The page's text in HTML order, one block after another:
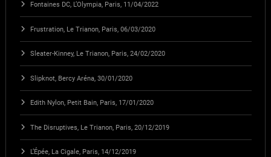
Fontaines DC, L’Olympia, Paris, 11/04/2022
Frustration, Le Trianon, Paris, 06/03/2020
Sleater-Kinney, Le Trianon, Paris, 24/02/2020
Slipknot, Bercy Aréna, 30/01/2020
Edith Nylon, Petit Bain, Paris, 17/01/2020
The Disruptives, Le Trianon, Paris, 20/12/2019
L’Épée, La Cigale, Paris, 14/12/2019